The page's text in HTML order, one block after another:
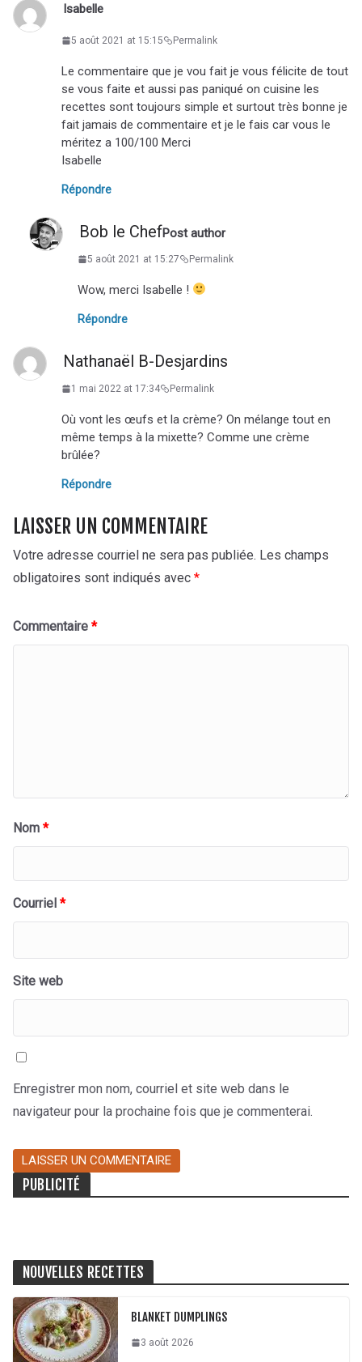
Isabelle
5 août 2021 at 15:15 Permalink
Le commentaire que je vou fait je vous félicite de tout
se vous faite et aussi pas paniqué on cuisine les
recettes sont toujours simple et surtout très bonne je
fait jamais de commentaire et je le fais car vous le
méritez a 100/100 Merci
Isabelle
Répondre
Bob le ChefPost author
5 août 2021 at 15:27 Permalink
Wow, merci Isabelle !
Répondre
Nathanaël B-Desjardins
1 mai 2022 at 17:34 Permalink
Où vont les œufs et la crème? On mélange tout en
même temps à la mixette? Comme une crème
brûlée?
Répondre
LAISSER UN COMMENTAIRE
Votre adresse courriel ne sera pas publiée. Les champs
obligatoires sont indiqués avec *
Commentaire *
Nom *
Courriel *
Site web
Enregistrer mon nom, courriel et site web dans le
navigateur pour la prochaine fois que je commenterai.
PUBLICITÉ
NOUVELLES RECETTES
BLANKET DUMPLINGS
3 août 2026